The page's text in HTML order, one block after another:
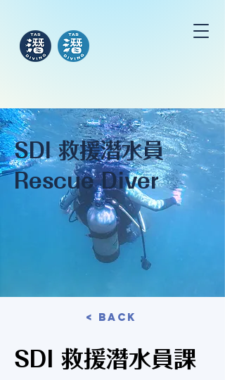
SDI 救援潛水員
Rescue Diver
< Back
SDI 救援潛水員課